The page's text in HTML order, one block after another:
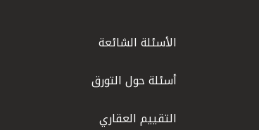
الأسئلة الشائعة
أسئلة حول التورق
التقييم العقاري